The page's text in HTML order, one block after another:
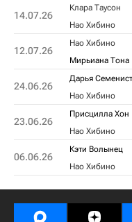
14.07.26
Клара Таусон
Нао Хибино
12.07.26
Нао Хибино
Мирьиана Тона
24.06.26
Дарья
Нао Хибино
23.06.26
Присцилла Хон
Нао Хибино
06.06.26
Кэти Волынец
Нао Хибино